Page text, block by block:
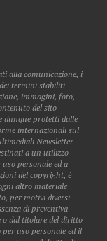
alla comunicazione, i
termini stabiliti
immagini, foto,
del sito
dunque protetti dalle
internazionali sul
Newsletter
a un utilizzo
personale ed a
del copyright, è
altro materiale
per motivi diversi
di preventiva
o dal titolare del diritto
per uso personale ed il